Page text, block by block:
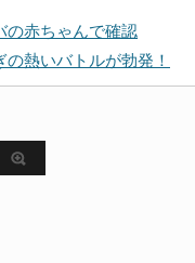
の赤ちゃんで確認
熱いバトルが勃発！